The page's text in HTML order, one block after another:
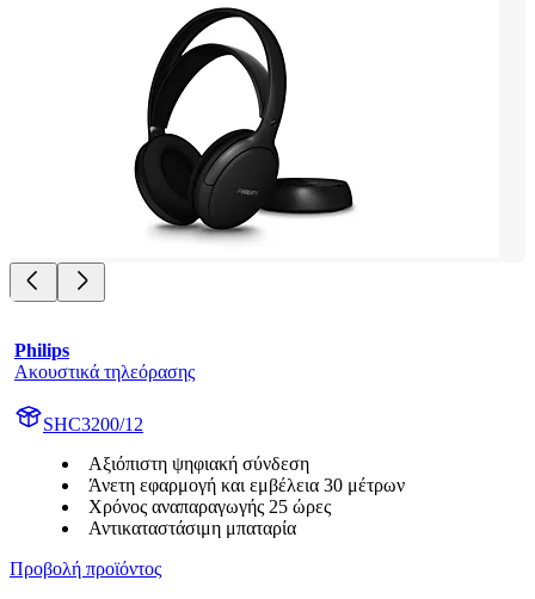
Philips
Ακουστικά τηλεόρασης
SHC3200/12
Αξιόπιστη ψηφιακή σύνδεση
Άνετη εφαρμογή και εμβέλεια 30 μέτρων
Χρόνος αναπαραγωγής 25 ώρες
Αντικαταστάσιμη μπαταρία
Προβολή προϊόντος